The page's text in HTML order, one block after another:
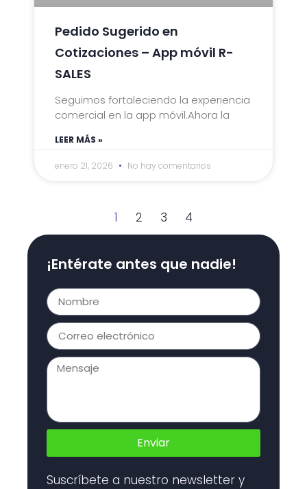
¡Entérate antes que nadie!
Enviar
Suscríbete a nuestro newsletter y
Pedido Sugerido en
Cotizaciones – App móvil R-
SALES
Seguimos fortaleciendo la experiencia
comercial en la app móvil.Ahora la
LEER MÁS »
enero 21, 2026 No hay comentarios
1 2 3 4